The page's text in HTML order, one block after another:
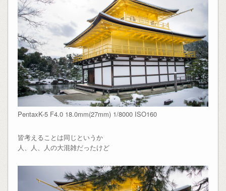
PentaxK-5 F4.0 18.0mm(27mm) 1/8000 ISO160
皆考えることは同じというか
人、人、人の大混雑だったけど